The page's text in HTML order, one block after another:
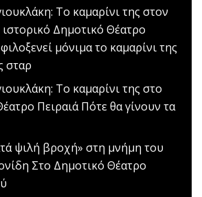
Το καμαρίνι της στον
Δημοτικό Θέατρο
μόνιμα το καμαρίνι της
σταρ
Το καμαρίνι της στο
ΠειραιάΠότε θα γίνουν τα
ψιλή βροχή» στη μνήμη του
Στο Δημοτικό Θέατρο